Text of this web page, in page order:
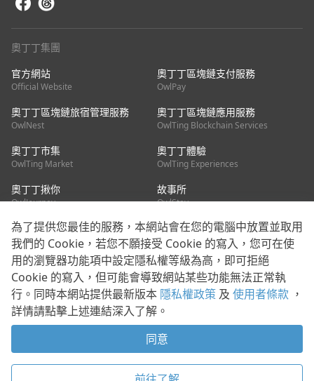
奧丁丁集團
官方網站
Official Website
奧丁丁區塊鏈支付服務
OwlPay
奧丁丁區塊鏈旅宿管理服務
OwlNest
奧丁丁區塊鏈應用服務
OwlTing Blockchain Services
奧丁丁市集
OwlTing Market
奧丁丁體驗
OwlTing Experiences
奧丁丁揪你
OwlJourney
故事所
OwlStay
聯絡我們
客服信箱：mediapartner@owlting.com
服務信箱 / 廣告洽詢：info_owlnews@owlting.com
媒體合作 / 新聞稿提供：mediapartner@owlting.com
本平台之內容符合第三方智慧財產權規範，若有疑慮歡迎來信告
使用者條款 隱私權政策 Cookie 政策
為了提供您最佳的服務，本網站會在您的電腦中放置並取用
我們的 Cookie，若您不願接受 Cookie 的寫入，您可在使
用的瀏覽器功能項中設定隱私權等級為高，即可拒絕
Cookie 的寫入，但可能會導致網站某些功能無法正常執
行。同時本網站提供最新版本 隱私權政策 及 使用者條款 ，
詳情請點擊上述連結深入了解。
同意